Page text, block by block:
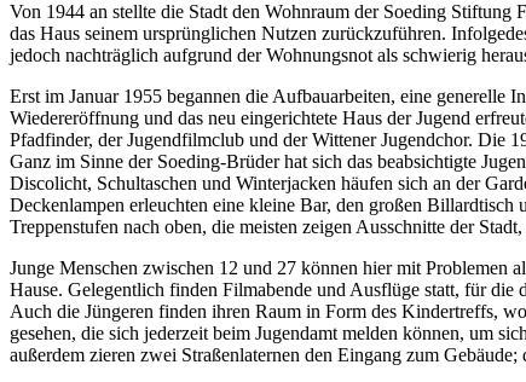
Von 1944 an stellte die Stadt den Wohnraum der Soeding
das Haus seinem ursprünglichen Nutzen zurückzuführen.
jedoch nachträglich aufgrund der Wohnungsnot als schwierig
Erst im Januar 1955 begannen die Aufbauarbeiten, eine generelle
Wiedereröffnung und das neu eingerichtete Haus der Jugend
Pfadfinder, der Jugendfilmclub und der Wittener Jugendchor. Die
Ganz im Sinne der Soeding-Brüder hat sich das beabsichtigte
Discolicht, Schultaschen und Winterjacken häufen sich an der
Deckenlampen erleuchten eine kleine Bar, den großen
Treppenstufen nach oben, die meisten zeigen Ausschnitte der
Junge Menschen zwischen 12 und 27 können hier mit Problemen
Hause. Gelegentlich finden Filmabende und Ausflüge statt, für die
Auch die Jüngeren finden ihren Raum in Form des Kindertreffs,
gesehen, die sich jederzeit beim Jugendamt melden können, um
außerdem zieren zwei Straßenlaternen den Eingang zum